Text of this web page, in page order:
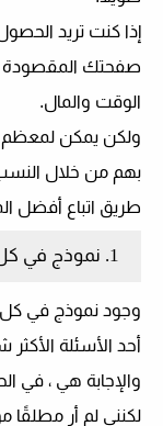
إذا كنت تريد
صفحتك المقصودة
الوقت والمال.
ولكن يمكن لمعظم
بهم من خلال
طريق اتباع أفضل
1. نموذج في كل صفحة
وجود نموذج في كل
أحد الأسئلة الأكثر
والإجابة هي ، في
لكنني لم أر مطلقًا